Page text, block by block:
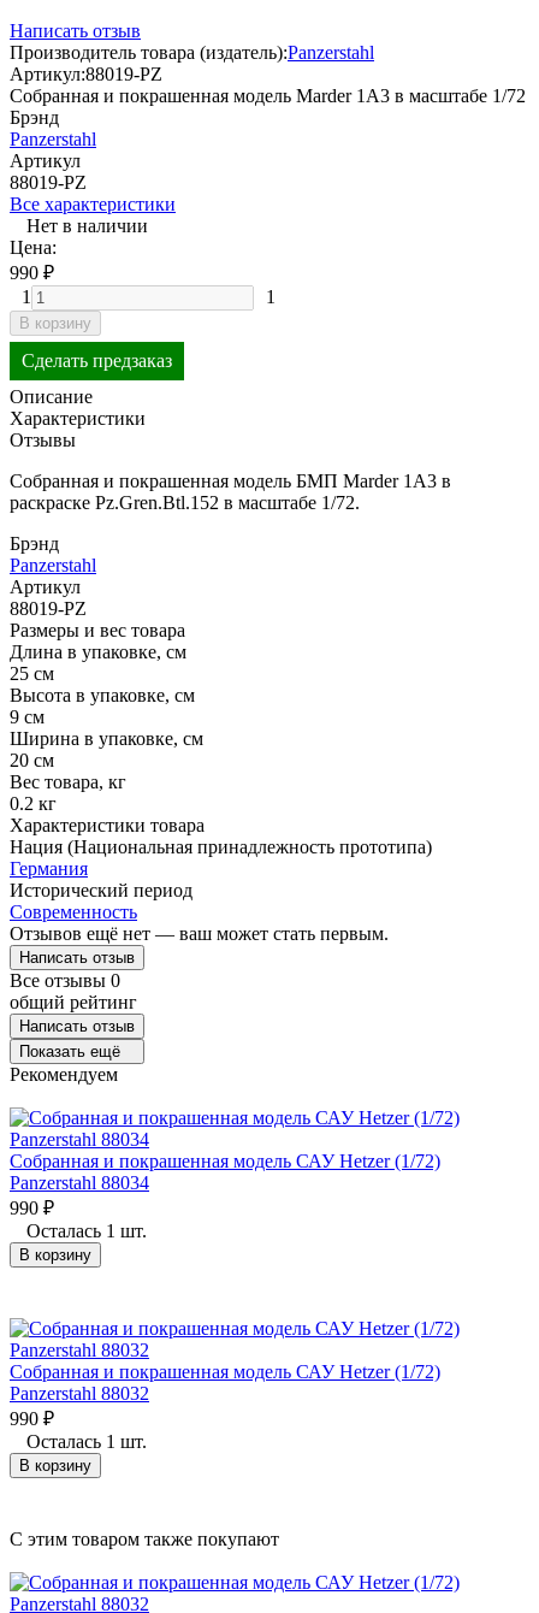
Написать отзыв
Производитель товара (издатель):Panzerstahl
Артикул:88019-PZ
Собранная и покрашенная модель Marder 1A3 в масштабе 1/72
Брэнд
Panzerstahl
Артикул
88019-PZ
Все характеристики
Нет в наличии
Цена:
990 ₽
1
1
В корзину
Сделать предзаказ
Описание
Характеристики
Отзывы
Собранная и покрашенная модель БМП Marder 1A3 в
раскраске Pz.Gren.Btl.152 в масштабе 1/72.
Брэнд
Panzerstahl
Артикул
88019-PZ
Размеры и вес товара
Длина в упаковке, см
25 см
Высота в упаковке, см
9 см
Ширина в упаковке, см
20 см
Вес товара, кг
0.2 кг
Характеристики товара
Нация (Национальная принадлежность прототипа)
Германия
Исторический период
Современность
Отзывов ещё нет — ваш может стать первым.
Написать отзыв
Все отзывы 0
общий рейтинг
Написать отзыв
Показать ещё
Рекомендуем
Собранная и покрашенная модель САУ Hetzer (1/72)
Panzerstahl 88034
990 ₽
Осталась 1 шт.
В корзину
Собранная и покрашенная модель САУ Hetzer (1/72)
Panzerstahl 88032
990 ₽
Осталась 1 шт.
В корзину
C этим товаром также покупают